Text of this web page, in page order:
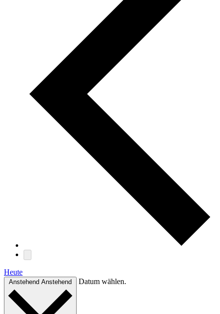
Heute
Anstehend Anstehend Datum wählen.